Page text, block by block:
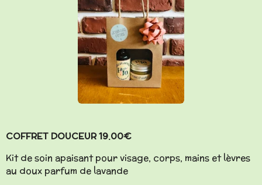
COFFRET DOUCEUR 19.00€
Kit de soin apaisant pour visage, corps, mains et lèvres
au doux parfum de lavande